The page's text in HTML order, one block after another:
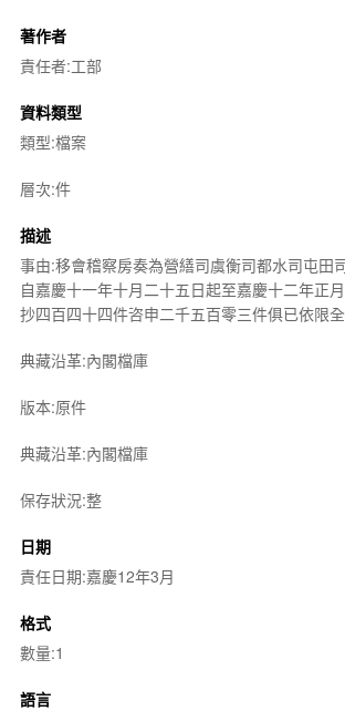
著作者
責任者:工部
資料類型
類型:檔案
層次:件
描述
事由:移會稽察房奏為營繕司虞衡司都水司屯田
自嘉慶十一年十月二十五日起至嘉慶十二年正
抄四百四十四件咨申二千五百零三件俱已依限
典藏沿革:內閣檔庫
版本:原件
典藏沿革:內閣檔庫
保存狀況:整
日期
責任日期:嘉慶12年3月
格式
數量:1
語言